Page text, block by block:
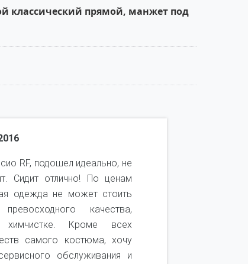
классический прямой, манжет под
RF, подошел идеально, не
Сидит отлично! По ценам
одежда не может стоить
качества,
химчистке. Кроме всех
самого костюма, хочу
обслуживания и